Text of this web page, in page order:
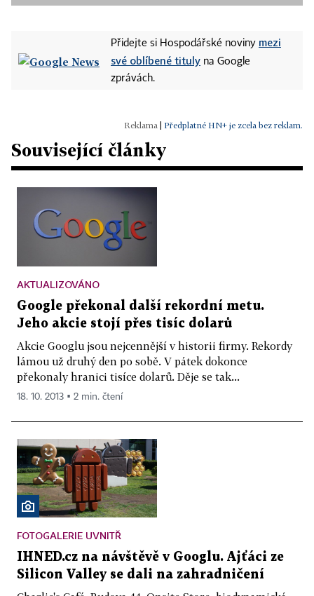
Přidejte si Hospodářské noviny mezi
své oblíbené tituly na Google
zprávách.
Předplatné HN+ je zcela bez reklam.
Související články
AKTUALIZOVÁNO
Google překonal další rekordní metu.
Jeho akcie stojí přes tisíc dolarů
Akcie Googlu jsou nejcennější v historii firmy. Rekordy
lámou už druhý den po sobě. V pátek dokonce
překonaly hranici tisíce dolarů. Děje se tak...
18. 10. 2013 ▪ 2 min. čtení
FOTOGALERIE UVNITŘ
IHNED.cz na návštěvě v Googlu. Ajťáci ze
Silicon Valley se dali na zahradničení